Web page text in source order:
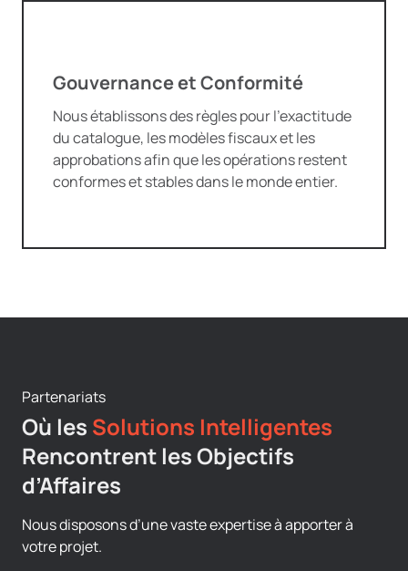
Gouvernance et Conformité
Nous établissons des règles pour l’exactitude
du catalogue, les modèles fiscaux et les
approbations afin que les opérations restent
conformes et stables dans le monde entier.
Partenariats
Où les Solutions Intelligentes
Rencontrent les Objectifs
d’Affaires
Nous disposons d’une vaste expertise à apporter à
votre projet.